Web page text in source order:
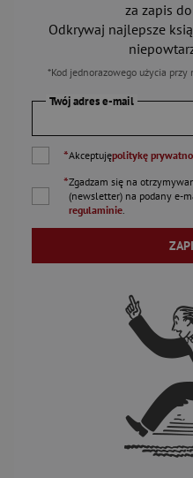
za zapis
Odkrywaj najlepsze
*Kod jednorazowego użycia
Twój adres e-mail
*Akceptujępolitykę
*Zgadzam się na
(newsletter) na podany e-
regulaminie.